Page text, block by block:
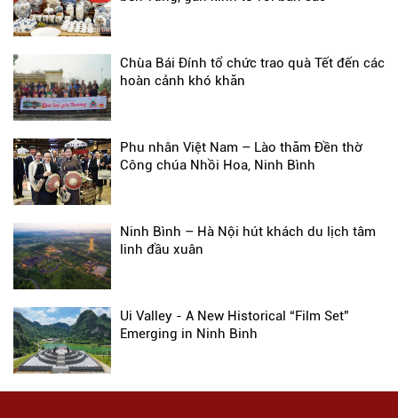
Chùa Bái Đính tổ chức trao quà Tết đến các
hoàn cảnh khó khăn
Phu nhân Việt Nam – Lào thăm Đền thờ
Công chúa Nhồi Hoa, Ninh Bình
Ninh Bình – Hà Nội hút khách du lịch tâm
linh đầu xuân
Ui Valley - A New Historical “Film Set”
Emerging in Ninh Binh